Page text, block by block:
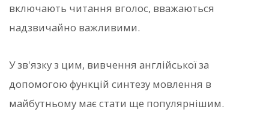
включають читання вголос, вважаються
надзвичайно важливими.
У зв'язку з цим, вивчення англійської за
допомогою функцій синтезу мовлення в
майбутньому має стати ще популярнішим.